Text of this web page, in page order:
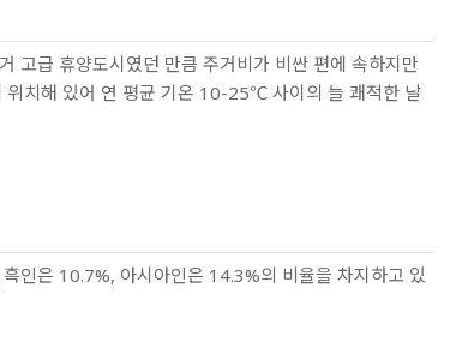
급 휴양도시였던 만큼 주거비가 비싼 편에 속하지만
위치해 있어 연 평균 기온 10-25℃ 사이의 늘 쾌적한 날
인은 10.7%, 아시아인은 14.3%의 비율을 차지하고 있